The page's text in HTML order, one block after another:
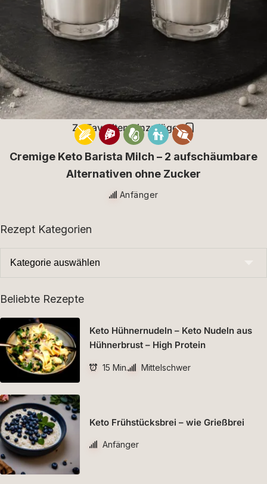
Zu Favoriten hinzufügen
Cremige Keto Barista Milch – 2 aufschäumbare
Alternativen ohne Zucker
Anfänger
Rezept Kategorien
Beliebte Rezepte
Keto Hühnernudeln – Keto Nudeln aus
Hühnerbrust – High Protein
15 Min. Mittelschwer
Keto Frühstücksbrei – wie Grießbrei
Anfänger